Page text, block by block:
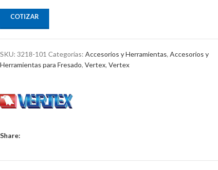
COTIZAR
SKU: 3218-101 Categorías: Accesorios y Herramientas, Accesorios y
Herramientas para Fresado, Vertex, Vertex
Share: